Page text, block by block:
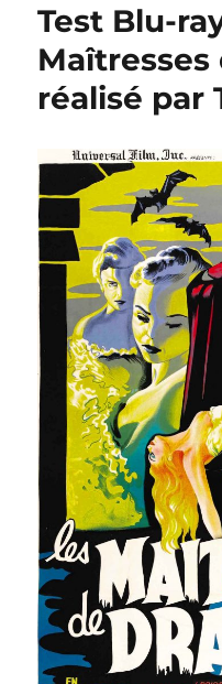
Test Blu-
Maîtresses
réalisé par